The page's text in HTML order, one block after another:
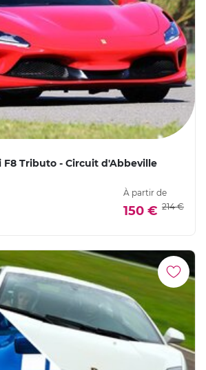
F8 Tributo - Circuit d'Abbeville
À partir de
150 € 214 €